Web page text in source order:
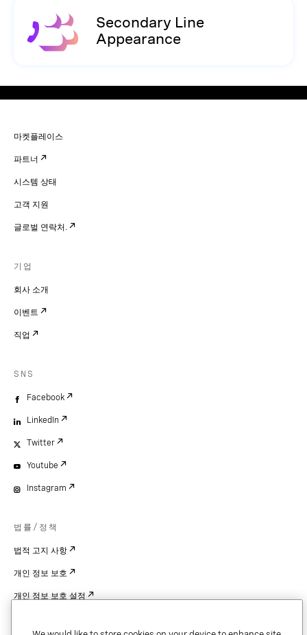
Secondary Line
Appearance
마켓플레이스
파트너
시스템 상태
고객 지원
글로벌 연락처.
기업
회사 소개
이벤트
직업
SNS
Facebook
LinkedIn
Twitter
Youtube
Instagram
법률/정책
법적 고지 사항
개인 정보 보호
개인 정보 보호 설정